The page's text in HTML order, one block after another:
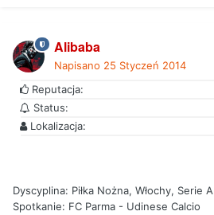
Alibaba
Napisano 25 Styczeń 2014
Reputacja:
Status:
Lokalizacja:
Dyscyplina: Piłka Nożna, Włochy, Serie A
Spotkanie: FC Parma - Udinese Calcio